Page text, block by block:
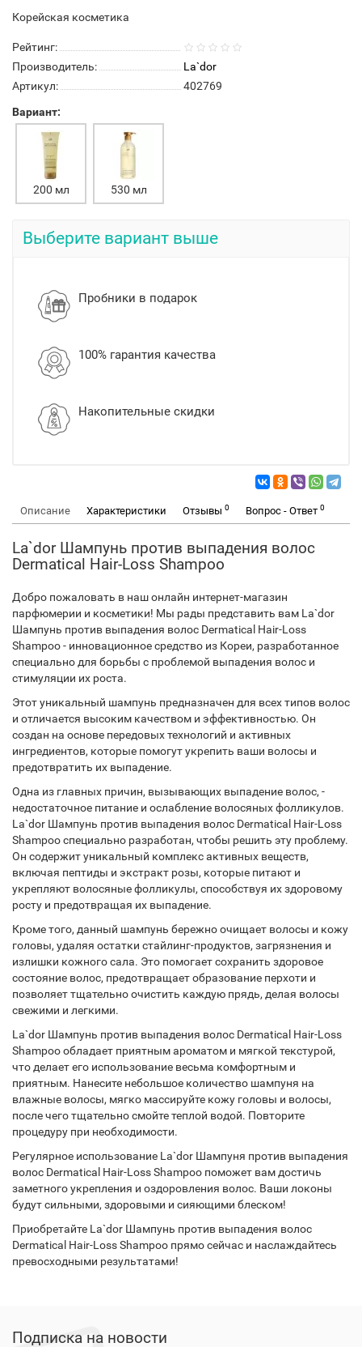
Корейская косметика
Рейтинг:
Производитель:
La`dor
Артикул:
402769
Вариант:
200 мл 530 мл
Выберите вариант выше
Пробники в подарок
100% гарантия качества
Накопительные скидки
Описание Характеристики Отзывы 0 Вопрос - Ответ 0
La`dor Шампунь против выпадения волос
Dermatical Hair-Loss Shampoo
Добро пожаловать в наш онлайн интернет-магазин
парфюмерии и косметики! Мы рады представить вам La`dor
Шампунь против выпадения волос Dermatical Hair-Loss
Shampoo - инновационное средство из Кореи, разработанное
специально для борьбы с проблемой выпадения волос и
стимуляции их роста.
Этот уникальный шампунь предназначен для всех типов волос
и отличается высоким качеством и эффективностью. Он
создан на основе передовых технологий и активных
ингредиентов, которые помогут укрепить ваши волосы и
предотвратить их выпадение.
Одна из главных причин, вызывающих выпадение волос, -
недостаточное питание и ослабление волосяных фолликулов.
La`dor Шампунь против выпадения волос Dermatical Hair-Loss
Shampoo специально разработан, чтобы решить эту проблему.
Он содержит уникальный комплекс активных веществ,
включая пептиды и экстракт розы, которые питают и
укрепляют волосяные фолликулы, способствуя их здоровому
росту и предотвращая их выпадение.
Кроме того, данный шампунь бережно очищает волосы и кожу
головы, удаляя остатки стайлинг-продуктов, загрязнения и
излишки кожного сала. Это помогает сохранить здоровое
состояние волос, предотвращает образование перхоти и
позволяет тщательно очистить каждую прядь, делая волосы
свежими и легкими.
La`dor Шампунь против выпадения волос Dermatical Hair-Loss
Shampoo обладает приятным ароматом и мягкой текстурой,
что делает его использование весьма комфортным и
приятным. Нанесите небольшое количество шампуня на
влажные волосы, мягко массируйте кожу головы и волосы,
после чего тщательно смойте теплой водой. Повторите
процедуру при необходимости.
Регулярное использование La`dor Шампуня против выпадения
волос Dermatical Hair-Loss Shampoo поможет вам достичь
заметного укрепления и оздоровления волос. Ваши локоны
будут сильными, здоровыми и сияющими блеском!
Приобретайте La`dor Шампунь против выпадения волос
Dermatical Hair-Loss Shampoo прямо сейчас и наслаждайтесь
превосходными результатами!
Подписка на новости